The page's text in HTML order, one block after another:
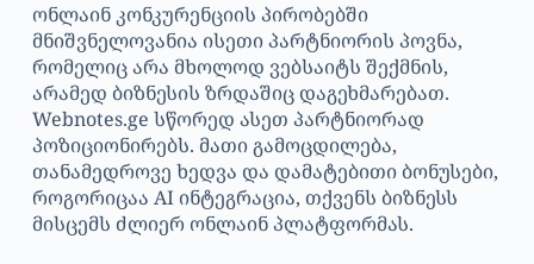
ონლაინ კონკურენციის პირობებში
მნიშვნელოვანია ისეთი პარტნიორის პოვნა,
რომელიც არა მხოლოდ ვებსაიტს შექმნის,
არამედ ბიზნესის ზრდაშიც დაგეხმარებათ.
Webnotes.ge სწორედ ასეთ პარტნიორად
პოზიციონირებს. მათი გამოცდილება,
თანამედროვე ხედვა და დამატებითი ბონუსები,
როგორიცაა AI ინტეგრაცია, თქვენს ბიზნესს
მისცემს ძლიერ ონლაინ პლატფორმას.